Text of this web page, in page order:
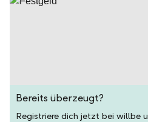
Bereits überzeugt?
Registriere dich jetzt bei willbe